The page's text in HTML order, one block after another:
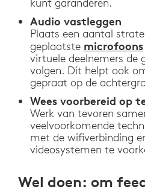
Audio vastleggen
Plaats een aantal
geplaatste microfoons
virtuele deelnemers de
volgen. Dit helpt ook
gepraat op de
Wees voorbereid op
Werk van tevoren
veelvoorkomende
met de wifiverbinding
videosystemen te
Wel doen: om